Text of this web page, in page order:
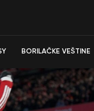
BORILAČKE VEŠTINE